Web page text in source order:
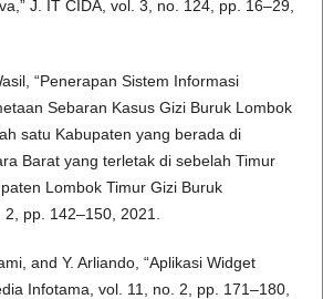
J. IT CIDA, vol. 3, no. 124, pp. 16–29,
“Penerapan Sistem Informasi
Sebaran Kasus Gizi Buruk Lombok
satu Kabupaten yang berada di
Barat yang terletak di sebelah Timur
Lombok Timur Gizi Buruk
pp. 142–150, 2021.
and Y. Arliando, “Aplikasi Widget
Infotama, vol. 11, no. 2, pp. 171–180,